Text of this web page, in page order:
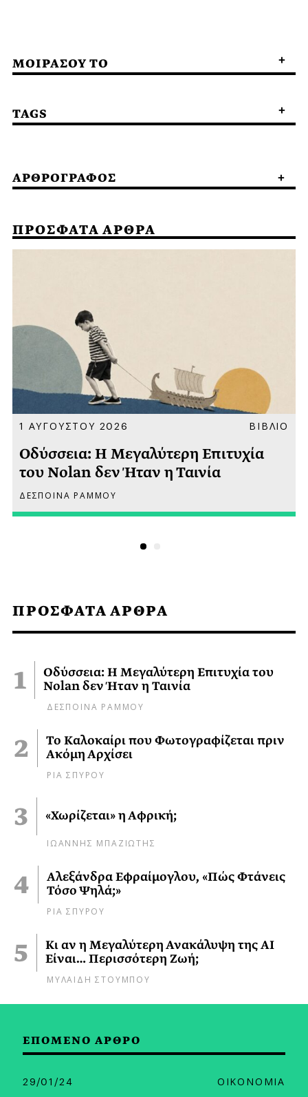
ΠΡΟΣΦΑΤΑ ΑΡΘΡΑ
Οδύσσεια: Η Μεγαλύτερη Επιτυχία του
Nolan δεν Ήταν η Ταινία
ΔΕΣΠΟΙΝΑ ΡΑΜΜΟΥ
Το Καλοκαίρι που Φωτογραφίζεται πριν
Ακόμη Αρχίσει
ΡΙΑ ΣΠΥΡΟΥ
«Χωρίζεται» η Αφρική;
ΙΩΑΝΝΗΣ ΜΠΑΖΙΩΤΗΣ
Αλεξάνδρα Εφραίμογλου, «Πώς Φτάνεις
Τόσο Ψηλά;»
ΡΙΑ ΣΠΥΡΟΥ
Κι αν η Μεγαλύτερη Ανακάλυψη της AI
Είναι… Περισσότερη Ζωή;
ΜΥΛΑΙΔΗ ΣΤΟΥΜΠΟΥ
ΜΟΙΡΑΣΟΥ ΤΟ
TAGS
ΑΡΘΡΟΓΡΑΦΟΣ
ΠΡΟΣΦΑΤΑ ΑΡΘΡΑ
1 ΑΥΓΟΥΣΤΟΥ 2026 ΒΙΒΛΙΟ
Οδύσσεια: Η Μεγαλύτερη Επιτυχία
του Nolan δεν Ήταν η Ταινία
ΔΕΣΠΟΙΝΑ ΡΑΜΜΟΥ
ΕΠΟΜΕΝΟ ΑΡΘΡΟ
29/01/24 ΟΙΚΟΝΟΜΙΑ